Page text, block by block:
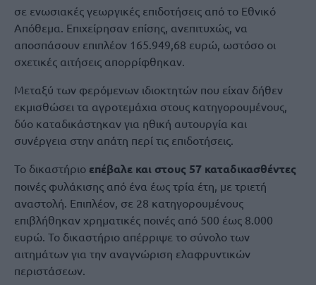
σε ενωσιακές γεωργικές επιδοτήσεις από το Εθνικό
Απόθεμα. Επιχείρησαν επίσης, ανεπιτυχώς, να
αποσπάσουν επιπλέον 165.949,68 ευρώ, ωστόσο οι
σχετικές αιτήσεις απορρίφθηκαν.
Μεταξύ των φερόμενων ιδιοκτητών που είχαν δήθεν
εκμισθώσει τα αγροτεμάχια στους κατηγορουμένους,
δύο καταδικάστηκαν για ηθική αυτουργία και
συνέργεια στην απάτη περί τις επιδοτήσεις.
Το δικαστήριο επέβαλε και στους 57 καταδικασθέντες
ποινές φυλάκισης από ένα έως τρία έτη, με τριετή
αναστολή. Επιπλέον, σε 28 κατηγορουμένους
επιβλήθηκαν χρηματικές ποινές από 500 έως 8.000
ευρώ. Το δικαστήριο απέρριψε το σύνολο των
αιτημάτων για την αναγνώριση ελαφρυντικών
περιστάσεων.